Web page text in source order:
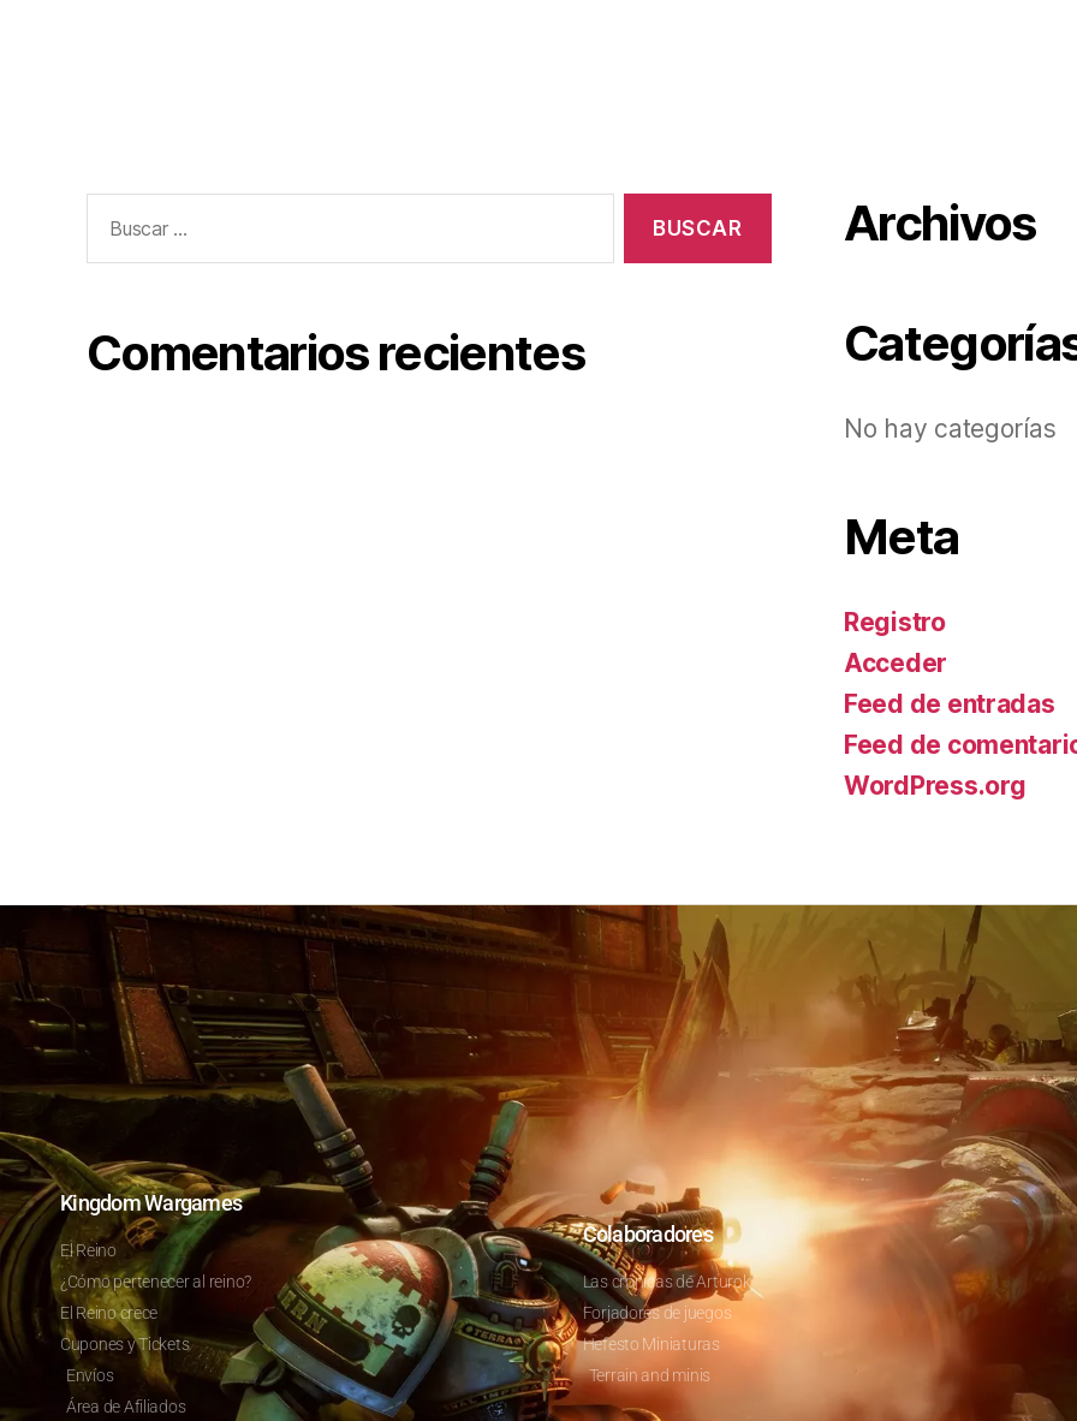
Comentarios recientes
Archivos
No hay categorías
Meta
Registro
Acceder
Feed de entradas
Feed de
WordPress.org
Kingdom Wargames
El Reino
¿Cómo pertenecer al reino?
El Reino crece
Cupones y Tickets
Envíos
Área de Afiliados
Colaboradores
Las crónicas de Arturok
Forjadores de juegos
Hefesto Miniaturas
Terrain and minis